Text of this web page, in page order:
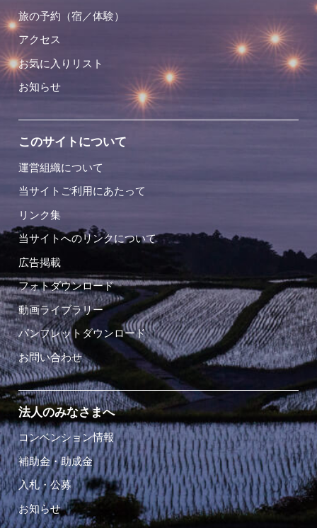
旅の予約（宿／体験）
アクセス
お気に入りリスト
お知らせ
このサイトについて
運営組織について
当サイトご利用にあたって
リンク集
当サイトへのリンクについて
広告掲載
フォトダウンロード
動画ライブラリー
パンフレットダウンロード
お問い合わせ
法人のみなさまへ
コンベンション情報
補助金・助成金
入札・公募
お知らせ